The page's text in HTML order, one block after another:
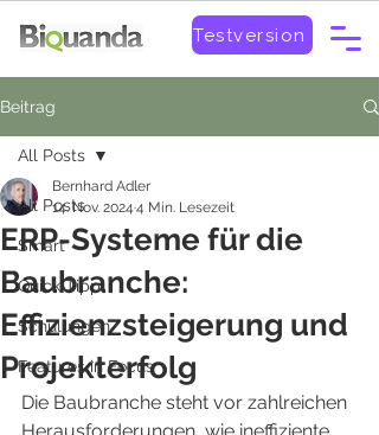
Testversion
Beitrag
All Posts
Smart
Quick-Tipp
Schulungen
Features in Focus
All Posts
ERP-Systeme für die
Baubranche:
Effizienzsteigerung und
Projekterfolg
Bernhard Adler
14. Nov. 2024 4 Min. Lesezeit
Die Baubranche steht vor zahlreichen